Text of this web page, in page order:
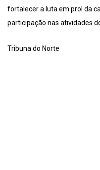
fortalecer a luta em prol da
participação nas atividades
Tribuna do Norte